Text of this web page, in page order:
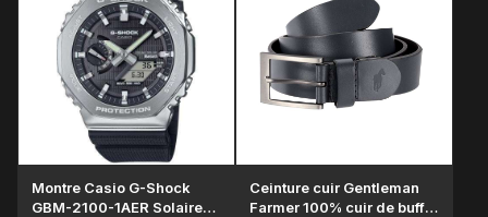
Montre Casio G-Shock
GBM-2100-1AER Solaire
Ceinture cuir Gentleman
Farmer 100% cuir de buffle